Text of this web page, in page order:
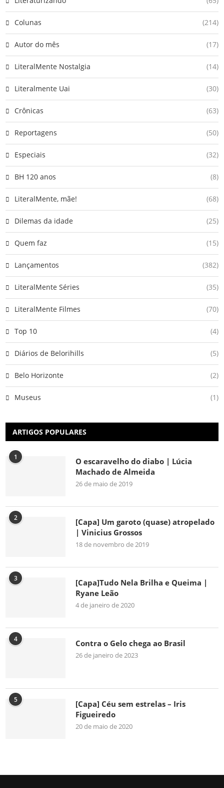
Colunas (214)
Autor do mês (17)
LiteralMente Nostalgia (14)
Literalmente Uai (30)
Crônicas (63)
Reportagens (50)
Especiais (32)
BH 120 anos (8)
LiteralMente, mãe! (68)
Dilemas da idade (25)
Quem faz (15)
Lançamentos (382)
LiteralMente Séries (35)
LiteralMente Filmes (70)
Top 10 (4)
Diários de Belorihills (5)
Belo Horizonte (2)
Museus (1)
ARTIGOS POPULARES
1
O escaravelho do diabo | Lúcia
Machado de Almeida
26 de maio de 2019
2
[Capa] Um garoto (quase) atropelado
| Vinicius Grossos
18 de novembro de 2019
3
[Capa]Tudo Nela Brilha e Queima |
Ryane Leão
4 de janeiro de 2020
4 Contra o Gelo chega ao Brasil
26 de janeiro de 2023
5
[Capa] Céu sem estrelas – Iris
Figueiredo
20 de maio de 2020